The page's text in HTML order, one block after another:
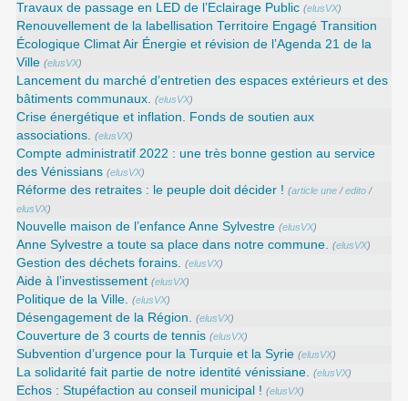
Travaux de passage en LED de l’Eclairage Public (elusVX)
Renouvellement de la labellisation Territoire Engagé Transition
Écologique Climat Air Énergie et révision de l’Agenda 21 de la
Ville (elusVX)
Lancement du marché d’entretien des espaces extérieurs et des
bâtiments communaux. (elusVX)
Crise énergétique et inflation. Fonds de soutien aux
associations. (elusVX)
Compte administratif 2022 : une très bonne gestion au service
des Vénissians (elusVX)
Réforme des retraites : le peuple doit décider ! (article une /edito /
elusVX)
Nouvelle maison de l’enfance Anne Sylvestre (elusVX)
Anne Sylvestre a toute sa place dans notre commune. (elusVX)
Gestion des déchets forains. (elusVX)
Aide à l’investissement (elusVX)
Politique de la Ville. (elusVX)
Désengagement de la Région. (elusVX)
Couverture de 3 courts de tennis (elusVX)
Subvention d’urgence pour la Turquie et la Syrie (elusVX)
La solidarité fait partie de notre identité vénissiane. (elusVX)
Echos : Stupéfaction au conseil municipal ! (elusVX)